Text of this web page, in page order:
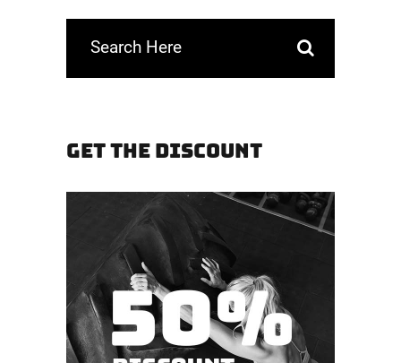
GET THE DISCOUNT